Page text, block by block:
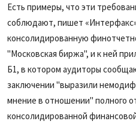
Есть примеры, что эти
соблюдают, пишет
консолидированную
"Московская биржа", и к ней
Б1, в котором аудиторы
заключении "выразили
мнение в отношении" полного
консолидированной